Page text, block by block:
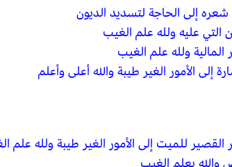
إلى الحاجة لتسديد الديون
عليه ولله علم الغيب
ولله علم الغيب
الأمور الغير طيبة والله أعلى وأعلم
للميت إلى الأمور الغير طيبة ولله علم
والله يعلم الغيب